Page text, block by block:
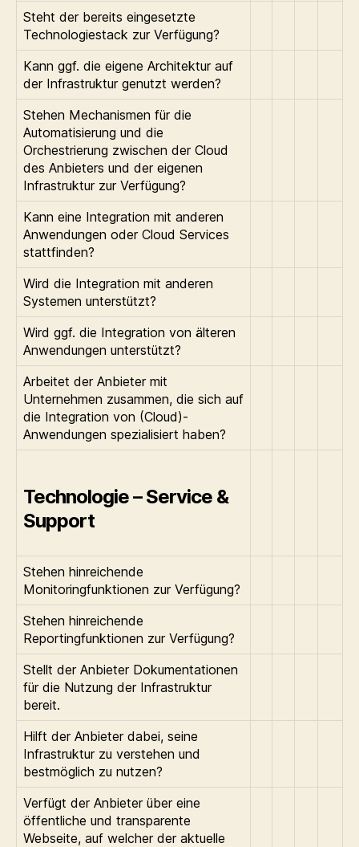
Steht der bereits eingesetzte
Technologiestack zur Verfügung?
Kann ggf. die eigene Architektur auf
der Infrastruktur genutzt werden?
Stehen Mechanismen für die
Automatisierung und die
Orchestrierung zwischen der Cloud
des Anbieters und der eigenen
Infrastruktur zur Verfügung?
Kann eine Integration mit anderen
Anwendungen oder Cloud Services
stattfinden?
Wird die Integration mit anderen
Systemen unterstützt?
Wird ggf. die Integration von älteren
Anwendungen unterstützt?
Arbeitet der Anbieter mit
Unternehmen zusammen, die sich auf
die Integration von (Cloud)-
Anwendungen spezialisiert haben?
Technologie – Service &
Support
Stehen hinreichende
Monitoringfunktionen zur Verfügung?
Stehen hinreichende
Reportingfunktionen zur Verfügung?
Stellt der Anbieter Dokumentationen
für die Nutzung der Infrastruktur
bereit.
Hilft der Anbieter dabei, seine
Infrastruktur zu verstehen und
bestmöglich zu nutzen?
Verfügt der Anbieter über eine
öffentliche und transparente
Webseite, auf welcher der aktuelle